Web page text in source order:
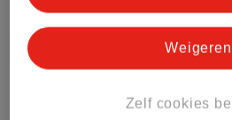
Bestel & Bezorginformatie
Zelf cookies
Weigeren